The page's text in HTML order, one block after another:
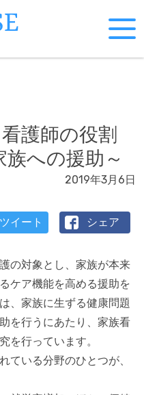
護師の役割
への援助～
2019年3月6日
ツイート シェア
の対象とし、家族が本来
ケア機能を高める援助を
、家族に生ずる健康問題
を行うにあたり、家族看
を行っています。
ている分野のひとつが、